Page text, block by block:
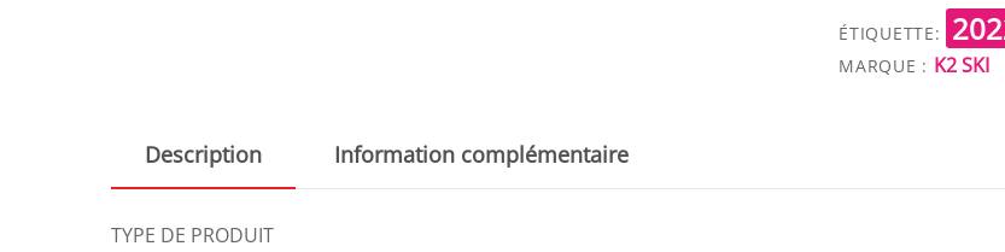
ÉTIQUETTE:
MARQUE : K2 SKI
Description Information complémentaire
TYPE DE PRODUIT